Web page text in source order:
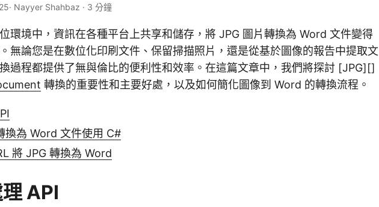
· Nayyer Shahbaz · 3 分鐘
環境中，資訊在各種平台上共享和儲存，將 JPG 圖片轉換為 Word 文件變得
無論您是在數位化印刷文件、保留掃描照片，還是從基於圖像的報告中提取文
過程都提供了無與倫比的便利性和效率。在這篇文章中，我們將探討 [JPG][]
轉換的重要性和主要好處，以及如何簡化圖像到 Word 的轉換流程。
換為 Word 文件使用 C#
將 JPG 轉換為 Word
API